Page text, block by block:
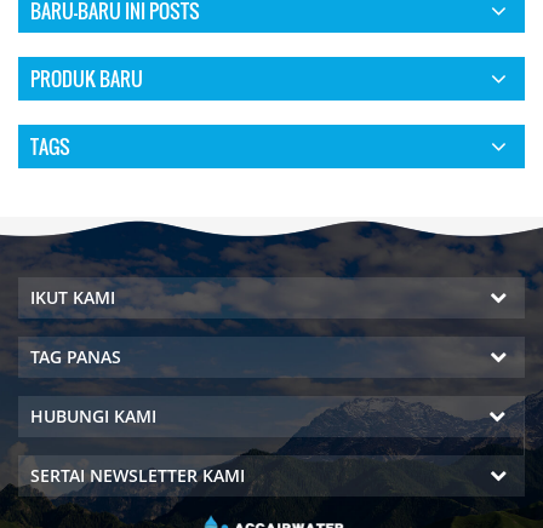
BARU-BARU INI POSTS
PRODUK BARU
TAGS
IKUT KAMI
TAG PANAS
HUBUNGI KAMI
SERTAI NEWSLETTER KAMI